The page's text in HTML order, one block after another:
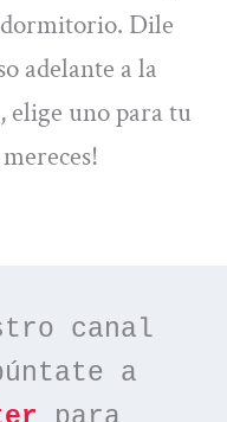
Dile
adelante a la
elige uno para tu
canal
a